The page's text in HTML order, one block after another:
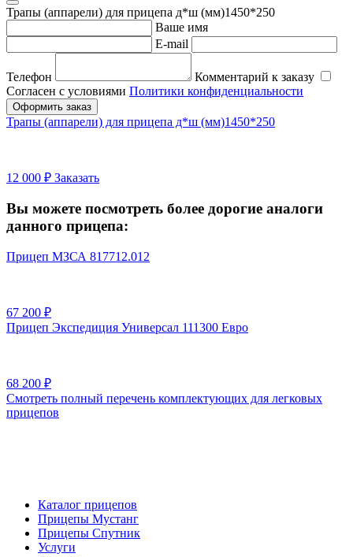
Трапы (аппарели) для прицепа д*ш (мм)1450*250
Ваше имя
E-mail
Телефон
Комментарий к заказу
Согласен с условиями Политики конфиденциальности
Оформить заказ
Трапы (аппарели) для прицепа д*ш (мм)1450*250
12 000 ₽ Заказать
Вы можете посмотреть более дорогие аналоги
данного прицепа:
Прицеп МЗСА 817712.012
67 200 ₽
Прицеп Экспедиция Универсал 111300 Евро
68 200 ₽
Смотреть полный перечень комплектующих для легковых
прицепов
Каталог прицепов
Прицепы Мустанг
Прицепы Спутник
Услуги